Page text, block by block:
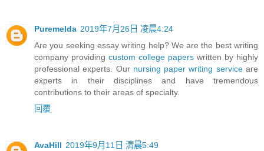
Puremelda 2019年7月26日 凌晨4:24
Are you seeking essay writing help? We are the best writing
company providing custom college papers written by highly
professional experts. Our nursing paper writing serviceare
experts in their disciplines and have tremendous
contributions to their areas of specialty.
回覆
AvaHill 2019年9月11日 清晨5:49